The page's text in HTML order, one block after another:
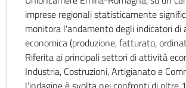
imprese regionali statisticamente
monitora l'andamento degli indicatori
economica (produzione, fatturato,
Riferita ai principali settori di attività
Industria, Costruzioni, Artigianato e